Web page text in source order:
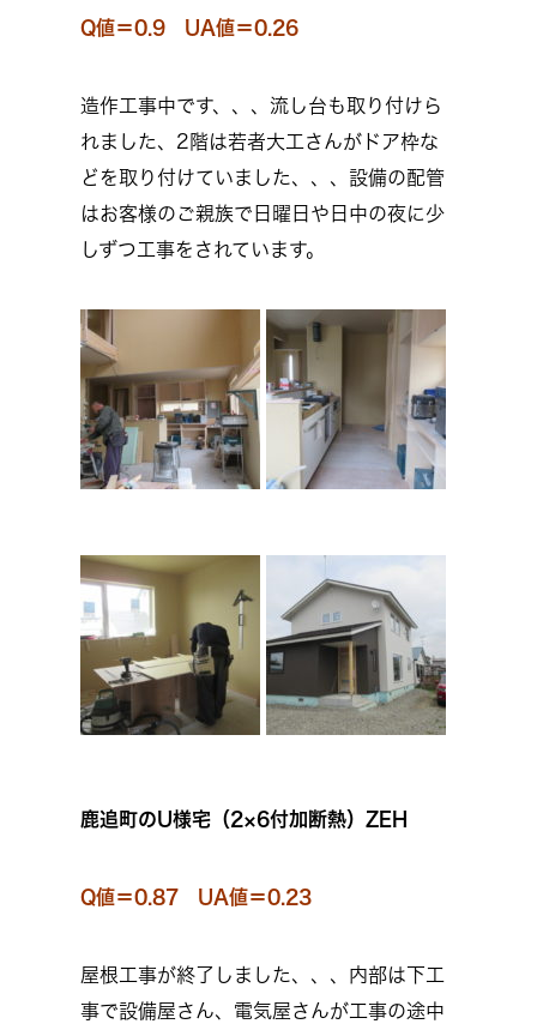
Q値＝0.9 UA値＝0.26
造作工事中です、、、流し台も取り付けら
れました、2階は若者大工さんがドア枠な
どを取り付けていました、、、設備の配管
はお客様のご親族で日曜日や日中の夜に少
しずつ工事をされています。
鹿追町のU様宅（2×6付加断熱）ZEH
Q値＝0.87 UA値＝0.23
屋根工事が終了しました、、、内部は下工
事で設備屋さん、電気屋さんが工事の途中